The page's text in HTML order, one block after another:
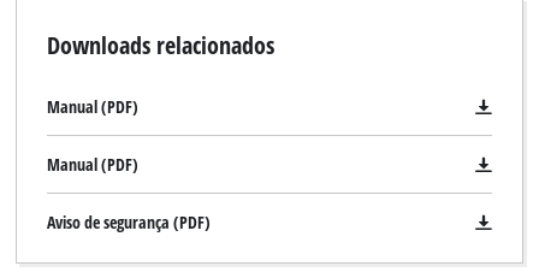
Downloads relacionados
Manual (PDF)
Manual (PDF)
Aviso de segurança (PDF)